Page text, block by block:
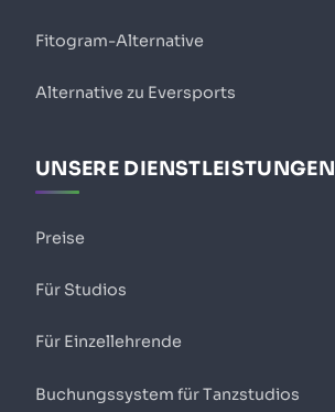
Fitogram-Alternative
Alternative zu Eversports
UNSERE DIENSTLEISTUNGEN
Preise
Für Studios
Für Einzellehrende
Buchungssystem für Tanzstudios